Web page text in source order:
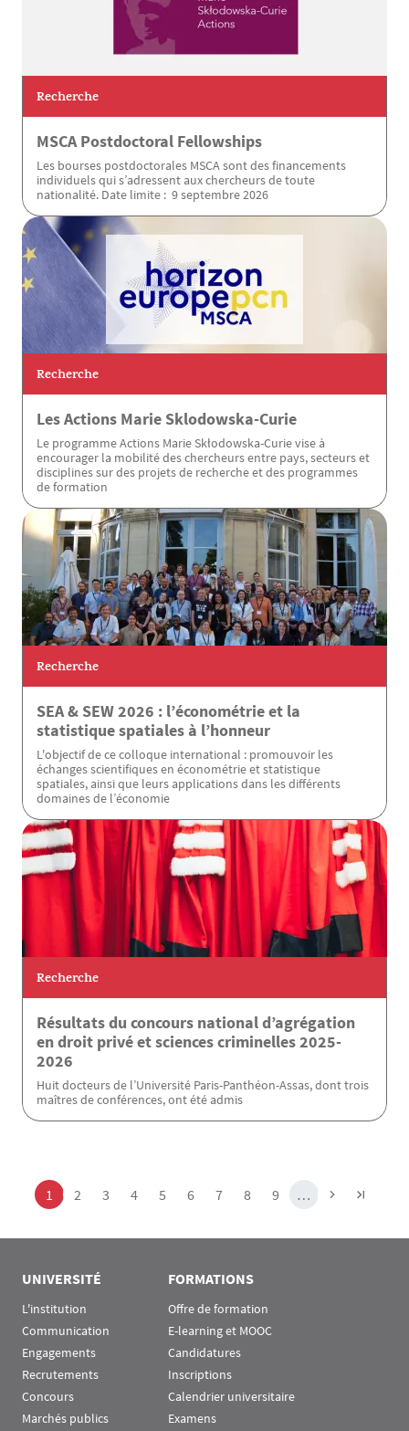
Recherche
MSCA Postdoctoral Fellowships
Les bourses postdoctorales MSCA sont des financements
individuels qui s’adressent aux chercheurs de toute
nationalité. Date limite : 9 septembre 2026
Recherche
Les Actions Marie Sklodowska-Curie
Le programme Actions Marie Skłodowska-Curie vise à
encourager la mobilité des chercheurs entre pays, secteurs et
disciplines sur des projets de recherche et des programmes
de formation
Recherche
SEA & SEW 2026 : l’économétrie et la
statistique spatiales à l’honneur
L'objectif de ce colloque international : promouvoir les
échanges scientifiques en économétrie et statistique
spatiales, ainsi que leurs applications dans les différents
domaines de l’économie
Recherche
Résultats du concours national d’agrégation
en droit privé et sciences criminelles 2025-
2026
Huit docteurs de l’Université Paris-Panthéon-Assas, dont trois
maîtres de conférences, ont été admis
Page
1 Page
2 Page
3 Page
4 Page
5 Page
6 Page
7 Page
8 Page
9 …
UNIVERSITÉ
L'institution
Communication
Engagements
Recrutements
Concours
Marchés publics
FORMATIONS
Offre de formation
E-learning et MOOC
Candidatures
Inscriptions
Calendrier universitaire
Examens